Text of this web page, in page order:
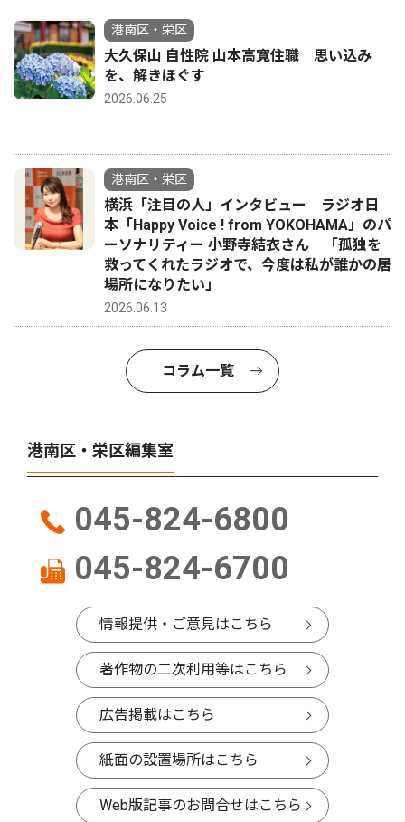
港南区・栄区
大久保山 自性院 山本高寛住職 思い込み
を、解きほぐす
2026.06.25
港南区・栄区
横浜「注目の人」インタビュー ラジオ日
本「Happy Voice ! from YOKOHAMA」のパ
ーソナリティー 小野寺結衣さん 「孤独を
救ってくれたラジオで、今度は私が誰かの居
場所になりたい」
2026.06.13
コラム一覧
港南区・栄区編集室
045-824-6800
045-824-6700
情報提供・ご意見はこちら
著作物の二次利用等はこちら
広告掲載はこちら
紙面の設置場所はこちら
Web版記事のお問合せはこちら